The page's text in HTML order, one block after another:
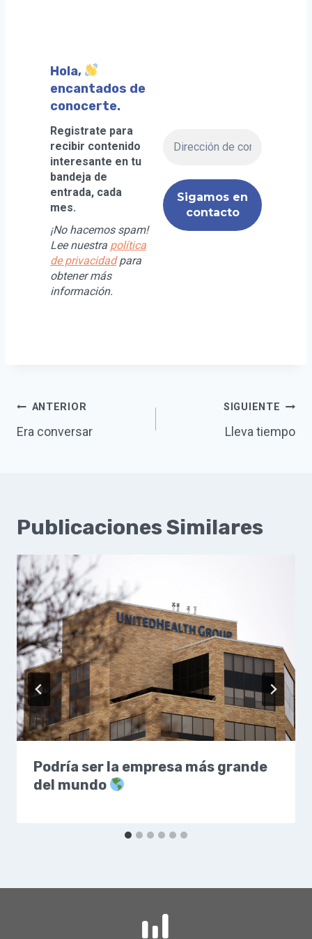
Hola,
encantados de
conocerte.
Registrate para
recibir contenido
interesante en tu
bandeja de
entrada, cada
mes.
¡No hacemos spam!
Lee nuestra política
de privacidadpara
obtener más
información.
Navegación
de
ANTERIOR
Era conversar
SIGUIENTE
Lleva tiempo
Publicaciones Similares
Podría ser la empresa más grande
del mundo